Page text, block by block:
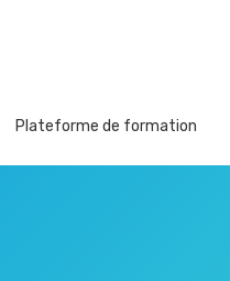
Plateforme de formation